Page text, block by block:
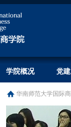
学院概况 党
华南师范大学国际